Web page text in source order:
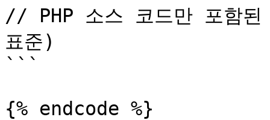
// PHP 소스 코드만 포함
표준)
```
{% endcode %}